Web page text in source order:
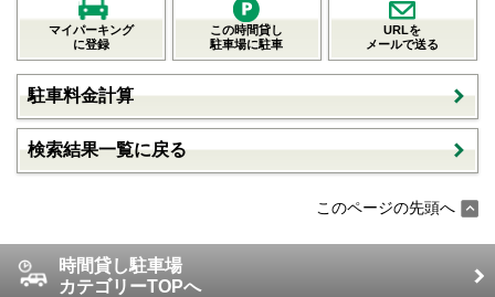
マイパーキング
に登録
この時間貸し
駐車場に駐車
URLを
メールで送る
駐車料金計算
検索結果一覧に戻る
このページの先頭へ
時間貸し駐車場
カテゴリーTOPへ